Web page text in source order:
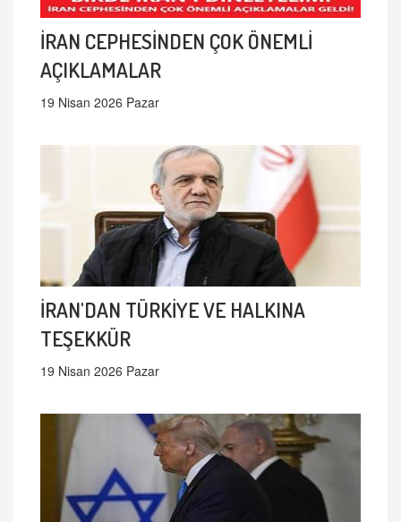
İRAN CEPHESİNDEN ÇOK ÖNEMLİ
AÇIKLAMALAR
19 Nisan 2026 Pazar
İRAN'DAN TÜRKİYE VE HALKINA
TEŞEKKÜR
19 Nisan 2026 Pazar